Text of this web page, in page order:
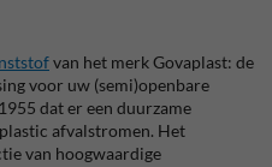
van het merk Govaplast: de
voor uw (semi)openbare
dat er een duurzame
afvalstromen. Het
van hoogwaardige